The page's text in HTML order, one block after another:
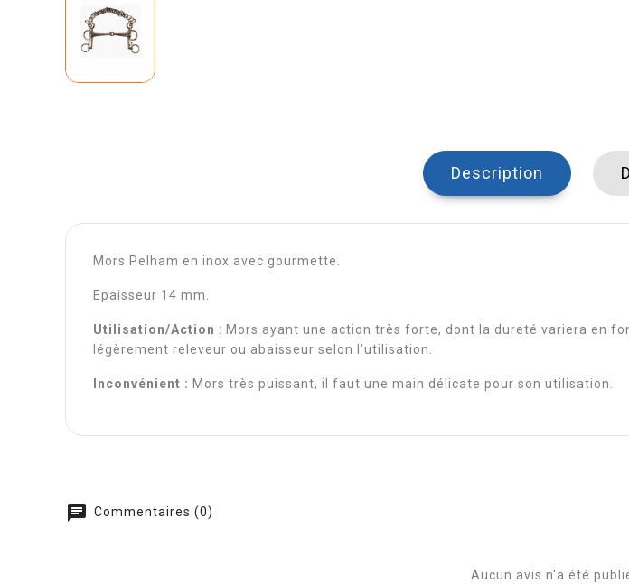
Description
Mors Pelham en inox avec gourmette.
Epaisseur 14 mm.
Utilisation/Action : Mors ayant une action très forte, dont la dureté variera en
légèrement releveur ou abaisseur selon l’utilisation.
Inconvénient : Mors très puissant, il faut une main délicate pour son utilisation.
chat Commentaires (0)
Aucun avis n'a été